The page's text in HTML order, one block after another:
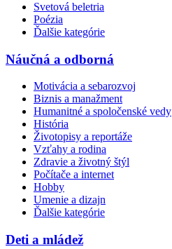
Svetová beletria
Poézia
Ďalšie kategórie
Náučná a odborná
Motivácia a sebarozvoj
Biznis a manažment
Humanitné a spoločenské vedy
História
Životopisy a reportáže
Vzťahy a rodina
Zdravie a životný štýl
Počítače a internet
Hobby
Umenie a dizajn
Ďalšie kategórie
Deti a mládež